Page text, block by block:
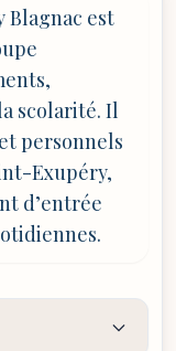
Blagnac est
scolarité. Il
personnels
Exupéry,
d’entrée